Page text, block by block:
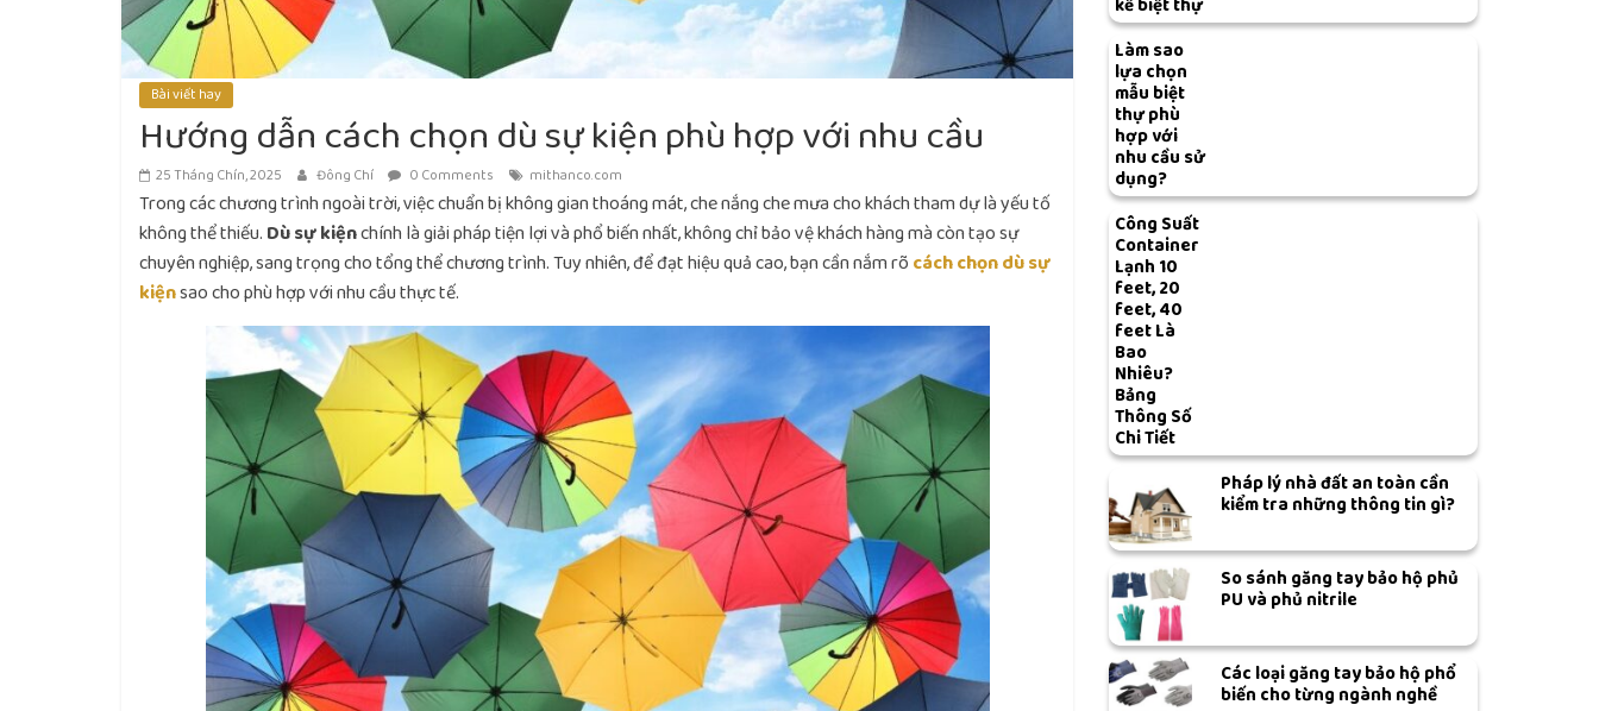
Bài viết hay
Hướng dẫn cách chọn dù sự kiện phù hợp với nhu cầu
25 Tháng Chín, 2025 Đông Chí 0 Comments mithanco.com
Trong các chương trình ngoài trời, việc chuẩn bị không gian thoáng mát, che nắng che mưa cho khách tham dự là yếu tố
không thể thiếu. Dù sự kiệnchính là giải pháp tiện lợi và phổ biến nhất, không chỉ bảo vệ khách hàng mà còn tạo sự
chuyên nghiệp, sang trọng cho tổng thể chương trình. Tuy nhiên, để đạt hiệu quả cao, bạn cần nắm rõ cách chọn dù sự
kiệnsao cho phù hợp với nhu cầu thực tế.
Làm sao
lựa chọn
mẫu biệt
thự phù
hợp với
nhu cầu sử
dụng?
Công Suất
Container
Lạnh 10
feet, 20
feet, 40
feet Là
Bao
Nhiêu?
Bảng
Thông Số
Chi Tiết
Pháp lý nhà đất an toàn cần
kiểm tra những thông tin gì?
So sánh găng tay bảo hộ phủ
PU và phủ nitrile
Các loại găng tay bảo hộ phổ
biến cho từng ngành nghề